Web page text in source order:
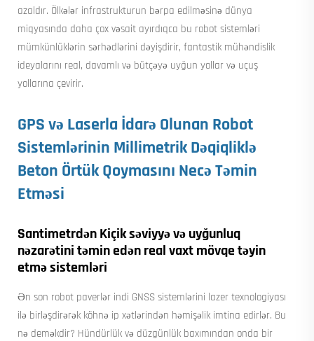
azaldır. Ölkələr infrastrukturun bərpa edilməsinə dünya
miqyasında daha çox vəsait ayırdıqca bu robot sistemləri
mümkünlüklərin sərhədlərini dəyişdirir, fantastik mühəndislik
ideyalarını real, davamlı və bütçəyə uyğun yollar və uçuş
yollarına çevirir.
GPS və Laserla İdarə Olunan Robot
Sistemlərinin Millimetrik Dəqiqliklə
Beton Örtük Qoymasını Necə Təmin
Etməsi
Santimetrdən Kiçik səviyyə və uyğunluq
nəzarətini təmin edən real vaxt mövqe təyin
etmə sistemləri
Ən son robot paverlər indi GNSS sistemlərini lazer texnologiyası
ilə birləşdirərək köhnə ip xətlərindən həmişəlik imtina edirlər. Bu
nə deməkdir? Hündürlük və düzgünlük baxımından onda bir